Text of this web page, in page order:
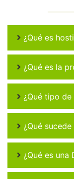
¿Qué es
¿Qué es la
¿Qué tipo
¿Qué
¿Qué es una